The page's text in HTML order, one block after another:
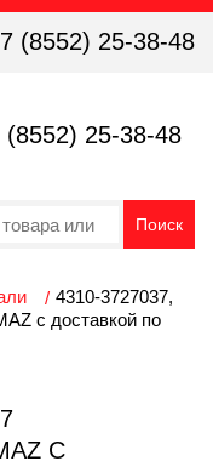
7 (8552) 25-38-48
(8552) 25-38-48
4310-3727037,
с доставкой по
С